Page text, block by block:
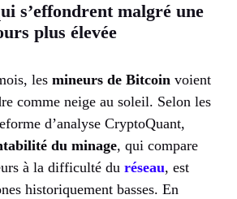
s’effondrent malgré une
plus élevée
les mineurs de Bitcoin voient
comme neige au soleil. Selon les
d’analyse CryptoQuant,
du minage, qui compare
à la difficulté du réseau, est
historiquement basses. En